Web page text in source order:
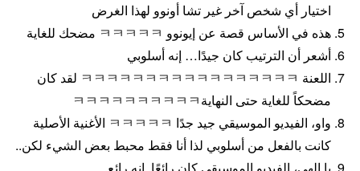
اختيار أي شخص آخر غير تشا أونوو لهذا الغرض
هذه في الأساس قصة عن إيونوو ㅋㅋㅋㅋㅋ مضحك للغاية
أشعر أن الترتيب كان جيدًا… إنه أسلوبي
اللعنة ㅋㅋㅋㅋㅋㅋㅋㅋㅋㅋㅋㅋㅋㅋㅋㅋㅋ لقد كان
مضحكاً للغاية حتى النهايةㅋㅋㅋㅋㅋㅋㅋㅋㅋㅋ
واو، الفيديو الموسيقي جيد جدًا ㅋㅋㅋㅋㅋ الأغنية الأصلية
كانت بالفعل من أسلوبي لذا أنا فقط محبط بعض الشيء لكن..